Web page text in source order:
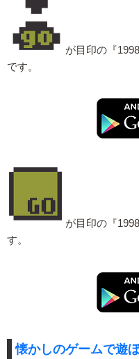
が目印の『
です。
が目印の『
す。
懐かしのゲームで遊